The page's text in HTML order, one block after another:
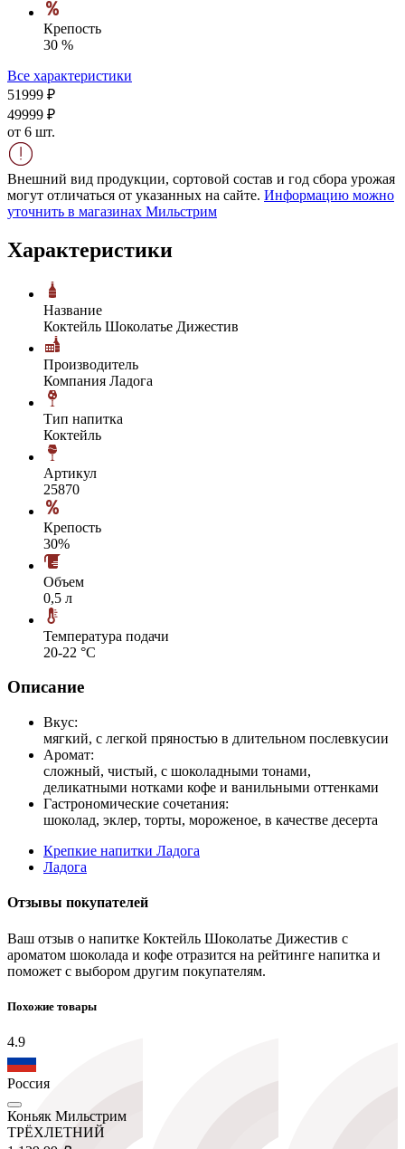
Крепость
30 %
Все характеристики
51999 ₽
49999 ₽
от 6 шт.
Внешний вид продукции, сортовой состав и год сбора урожая
могут отличаться от указанных на сайте. Информацию можно
уточнить в магазинах Мильстрим
Характеристики
Название
Коктейль Шоколатье Дижестив
Производитель
Компания Ладога
Тип напитка
Коктейль
Артикул
25870
Крепость
30%
Объем
0,5 л
Температура подачи
20-22 °С
Описание
Вкус:
мягкий, с легкой пряностью в длительном послевкусии
Аромат:
сложный, чистый, с шоколадными тонами,
деликатными нотками кофе и ванильными оттенками
Гастрономические сочетания:
шоколад, эклер, торты, мороженое, в качестве десерта
Крепкие напитки Ладога
Ладога
Отзывы покупателей
Ваш отзыв о напитке Коктейль Шоколатье Дижестив с
ароматом шоколада и кофе отразится на рейтинге напитка и
поможет с выбором другим покупателям.
Похожие товары
4.9
Россия
Коньяк Мильстрим
ТРЁХЛЕТНИЙ